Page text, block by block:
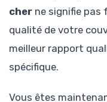
cher ne signifie pas
qualité de votre
meilleur rapport
spécifique.
Vous êtes